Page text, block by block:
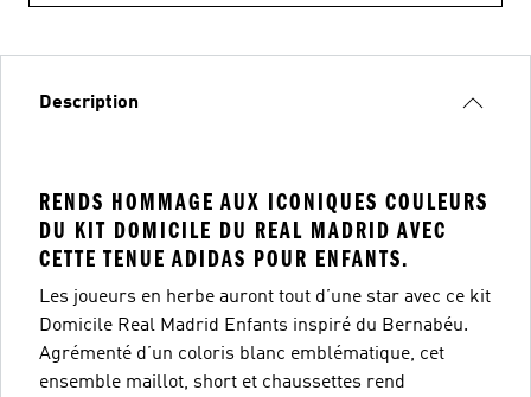
Description
RENDS HOMMAGE AUX ICONIQUES COULEURS
DU KIT DOMICILE DU REAL MADRID AVEC
CETTE TENUE ADIDAS POUR ENFANTS.
Les joueurs en herbe auront tout d’une star avec ce kit
Domicile Real Madrid Enfants inspiré du Bernabéu.
Agrémenté d’un coloris blanc emblématique, cet
ensemble maillot, short et chaussettes rend